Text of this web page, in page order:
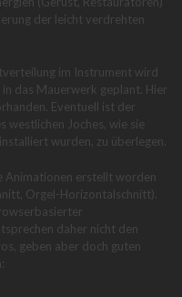
der leicht verdrehten
im Instrument wird
das Mauerwerk geplant. Hier
Eventuell ist der
westlichen Joches, wie sie
wurden, zu überlegen.
Animationen erstellt worden
Orgel-Horizontalschnitt).
daher nicht den
geben aber doch guten